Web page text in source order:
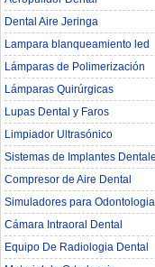
Dental Aire Jeringa
Lampara blanqueamiento led
dental
Lámparas de Polimerización
Lámparas Quirúrgicas
Lupas Dental y Faros
Limpiador Ultrasónico
Sistemas de Implantes
Compresor de Aire Dental
Simuladores para Odontologia
Cámara Intraoral Dental
Equipo De Radiologia Dental‎